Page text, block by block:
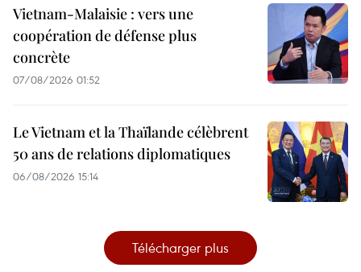
Vietnam-Malaisie : vers une
coopération de défense plus
concrète
07/08/2026 01:52
Le Vietnam et la Thaïlande célèbrent
50 ans de relations diplomatiques
06/08/2026 15:14
Télécharger plus